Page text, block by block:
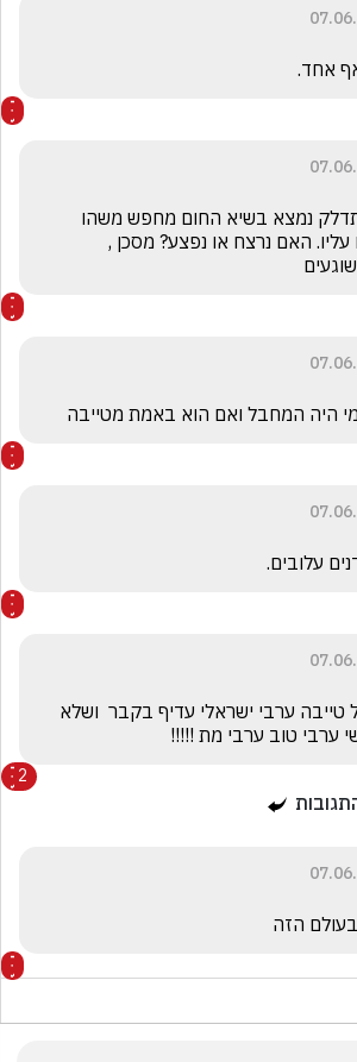
אחד.
היה המחבל ואם הוא באמת מטייבה
עלובים.
ערבי טוב ערבי מת !!!!!
2
הזה